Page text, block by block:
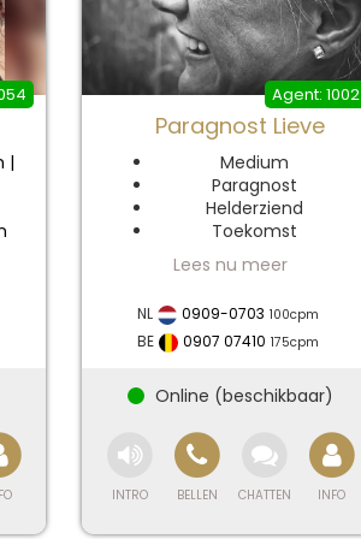
|
1002
Paragnost Lieve
Medium
Paragnost
Helderziend
Toekomst
Medium Lieve –
Helderziend
Medium, Foto
Spiritueel Advies
NL 0909-0703 100cpm
BE 0907 07410 175cpm